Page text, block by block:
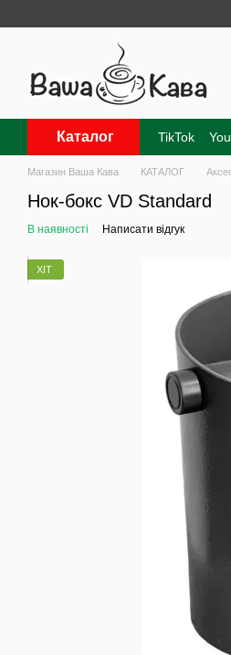
Каталог TikTok
Контакти
Магазин Ваша Кава КАТАЛОГ
Нок-бокс VD Standard
В наявності Написати відгук
ХІТ